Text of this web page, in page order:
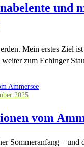
und
Mein erstes Ziel
weiter zum Echinger
2025
vom
Sommeranfang – und